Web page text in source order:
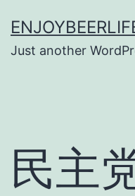
ン
テ
Just another
民主